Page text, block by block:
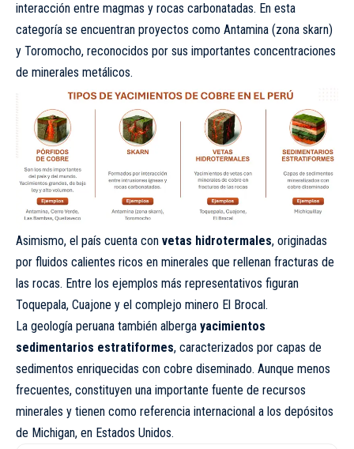
interacción entre magmas y rocas carbonatadas. En esta
categoría se encuentran proyectos como Antamina (zona skarn)
y Toromocho, reconocidos por sus importantes concentraciones
de minerales metálicos.
Asimismo, el país cuenta con vetas hidrotermales, originadas
por fluidos calientes ricos en minerales que rellenan fracturas de
las rocas. Entre los ejemplos más representativos figuran
Toquepala, Cuajone y el complejo minero El Brocal.
La geología peruana también alberga yacimientos
sedimentarios estratiformes, caracterizados por capas de
sedimentos enriquecidas con cobre diseminado. Aunque menos
frecuentes, constituyen una importante fuente de recursos
minerales y tienen como referencia internacional a los depósitos
de Michigan, en Estados Unidos.